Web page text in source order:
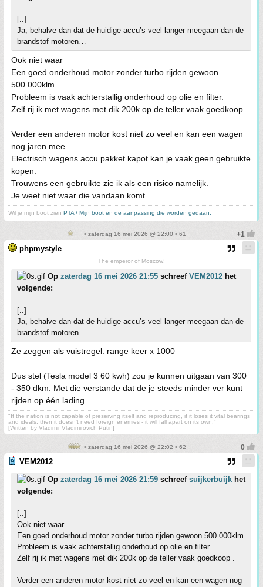
[..]
Ja, behalve dan dat de huidige accu’s veel langer meegaan dan de
brandstof motoren…
Ook niet waar
Een goed onderhoud motor zonder turbo rijden gewoon
500.000klm
Probleem is vaak achterstallig onderhoud op olie en filter.
Zelf rij ik met wagens met dik 200k op de teller vaak goedkoop .
Verder een anderen motor kost niet zo veel en kan een wagen
nog jaren mee .
Electrisch wagens accu pakket kapot kan je vaak geen gebruikte
kopen.
Trouwens een gebruikte zie ik als een risico namelijk.
Je weet niet waar die vandaan komt .
Wil je mijn boot zien PTA / Mijn boot en de aanpassing die worden gedaan.
• zaterdag 16 mei 2026 @ 22:00 • 61
phpmystyle
The emperor of Moscow!
Op zaterdag 16 mei 2026 21:55 schreef VEM2012 het
volgende:
[..]
Ja, behalve dan dat de huidige accu’s veel langer meegaan dan de
brandstof motoren…
Ze zeggen als vuistregel: range keer x 1000
Dus stel (Tesla model 3 60 kwh) zou je kunnen uitgaan van 300
- 350 dkm. Met die verstande dat de je steeds minder ver kunt
rijden op één lading.
"If the nation is not capable of preserving itself and reproducing, if it loses it vital bearings
and ideals, then it doesn't need foreign enemies - it will fall apart on its own."
[Written by Vladimir Vladimirovich Putin]
• zaterdag 16 mei 2026 @ 22:02 • 62
VEM2012
Op zaterdag 16 mei 2026 21:59 schreef suijkerbuijk het
volgende:
[..]
Ook niet waar
Een goed onderhoud motor zonder turbo rijden gewoon 500.000klm
Probleem is vaak achterstallig onderhoud op olie en filter.
Zelf rij ik met wagens met dik 200k op de teller vaak goedkoop .
Verder een anderen motor kost niet zo veel en kan een wagen nog